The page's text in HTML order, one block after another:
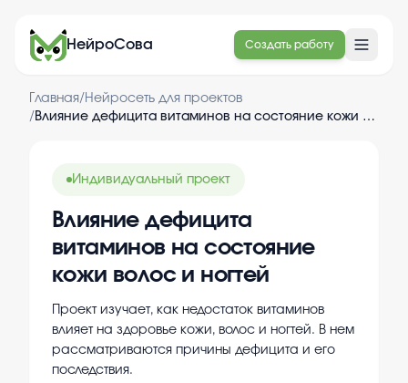
НейроСова Создать работу
Главная/ Нейросеть для проектов
/
Влияние дефицита витаминов на состояние кожи волос и ногтей
Индивидуальный проект
Влияние дефицита
витаминов на состояние
кожи волос и ногтей
Проект изучает, как недостаток витаминов
влияет на здоровье кожи, волос и ногтей. В нем
рассматриваются причины дефицита и его
последствия.